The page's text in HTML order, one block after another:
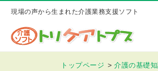
現場の声から生まれた介護業務支援ソフト
トップページ 介護の基礎